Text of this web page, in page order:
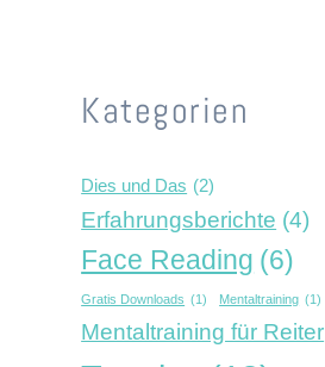
Kategorien
Dies und Das (2)
Erfahrungsberichte (4)
Face Reading (6)
Gratis Downloads (1) Mentaltraining (1)
Mentaltraining für Reiter